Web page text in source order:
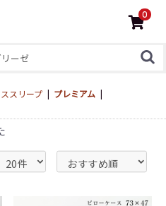
0
スリープ | プレミアム |